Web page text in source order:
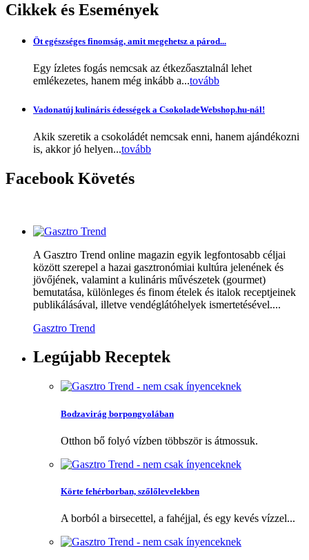
Cikkek és Események
Öt egészséges finomság, amit megehetsz a párod...
Egy ízletes fogás nemcsak az étkezőasztalnál lehet
emlékezetes, hanem még inkább a...tovább
Vadonatúj kulináris édességek a CsokoladeWebshop.hu-nál!
Akik szeretik a csokoládét nemcsak enni, hanem ajándékozni
is, akkor jó helyen...tovább
Facebook Követés
A Gasztro Trend online magazin egyik legfontosabb céljai
között szerepel a hazai gasztronómiai kultúra jelenének és
jövőjének, valamint a kulináris művészetek (gourmet)
bemutatása, különleges és finom ételek és italok receptjeinek
publikálásával, illetve vendéglátóhelyek ismertetésével....
Gasztro Trend
Legújabb Receptek
Bodzavirág borpongyolában
Otthon bő folyó vízben többször is átmossuk.
Körte fehérborban, szőlőlevelekben
A borból a birsecettel, a fahéjjal, és egy kevés vízzel...